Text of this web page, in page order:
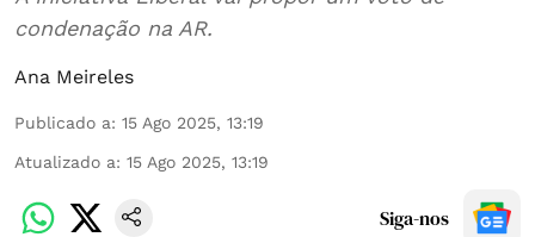
condenação na AR.
Ana Meireles
Publicado a: 15 Ago 2025, 13:19
Atualizado a: 15 Ago 2025, 13:19
Siga-nos